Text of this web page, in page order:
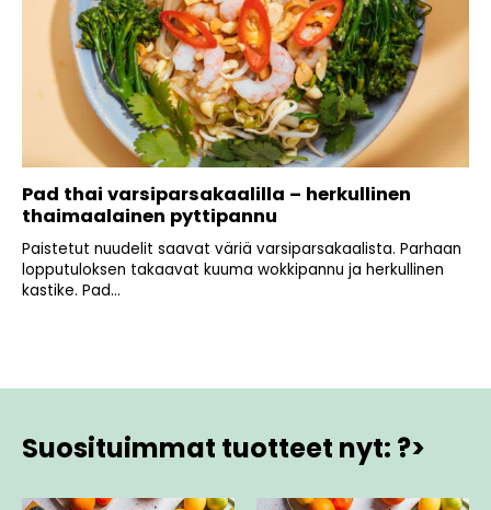
Pad thai varsiparsakaalilla – herkullinen
thaimaalainen pyttipannu
Paistetut nuudelit saavat väriä varsiparsakaalista. Parhaan
lopputuloksen takaavat kuuma wokkipannu ja herkullinen
kastike. Pad...
Suosituimmat tuotteet nyt: ?>